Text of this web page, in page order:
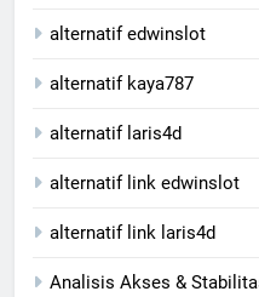
alternatif edwinslot
alternatif kaya787
alternatif laris4d
alternatif link edwinslot
alternatif link laris4d
Analisis Akses &